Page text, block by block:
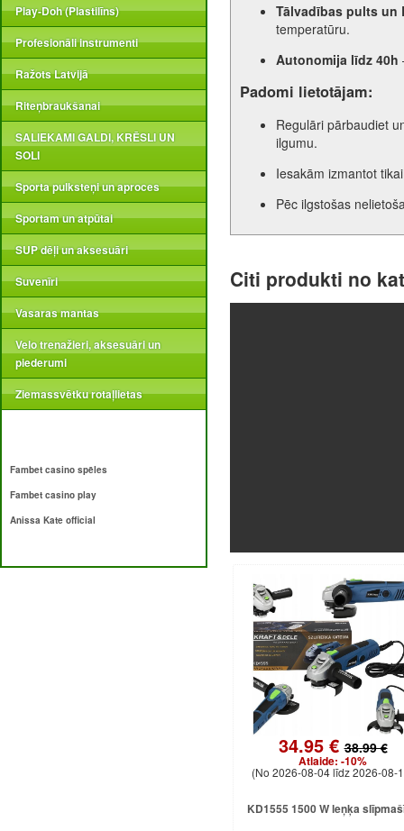
Play-Doh (Plastilīns)
Profesionāli instrumenti
Ražots Latvijā
Riteņbraukšanai
SALIEKAMI GALDI, KRĒSLI UN
SOLI
Sporta pulksteņi un aproces
Sportam un atpūtai
SUP dēļi un aksesuāri
Suvenīri
Vasaras mantas
Velo trenažieri, aksesuāri un
piederumi
Ziemassvētku rotaļlietas
Fambet casino spēles
Fambet casino play
Anissa Kate official
Tālvadības pults un
temperatūru.
Autonomija līdz 40h
Padomi lietotājam:
Regulāri pārbaudiet
ilgumu.
Iesakām izmantot
Pēc ilgstošas
Citi produkti no
34.95 €38.99 €
Atlaide: -10%
(No 2026-08-04 līdz 2026-08-
KD1555 1500 W leņķa